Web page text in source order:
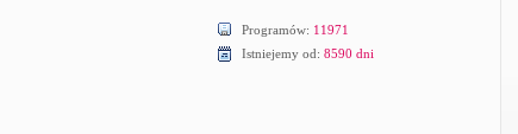
Programów: 11971
Istniejemy od: 8590 dni